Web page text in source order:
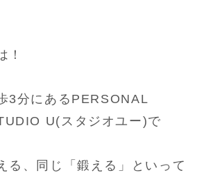
！
3分にあるPERSONAL
U(スタジオユー)で
る、同じ「鍛える」といって